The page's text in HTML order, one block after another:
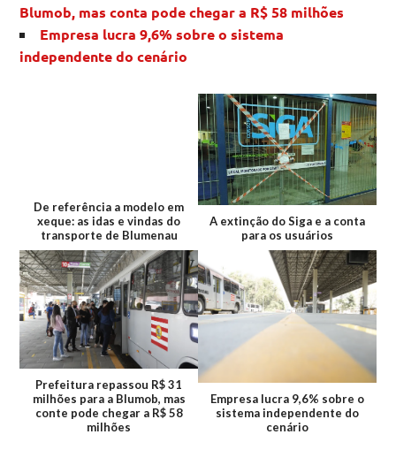
Blumob, mas conta pode chegar a R$ 58 milhões
Empresa lucra 9,6% sobre o sistema
independente do cenário
De referência a modelo em
xeque: as idas e vindas do
transporte de Blumenau
A extinção do Siga e a conta
para os usuários
Prefeitura repassou R$ 31
milhões para a Blumob, mas
conte pode chegar a R$ 58
milhões
Empresa lucra 9,6% sobre o
sistema independente do
cenário